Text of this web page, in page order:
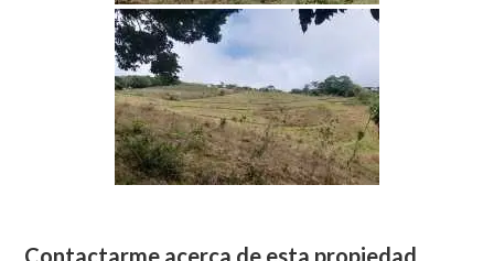
Contactarme acerca de esta propiedad